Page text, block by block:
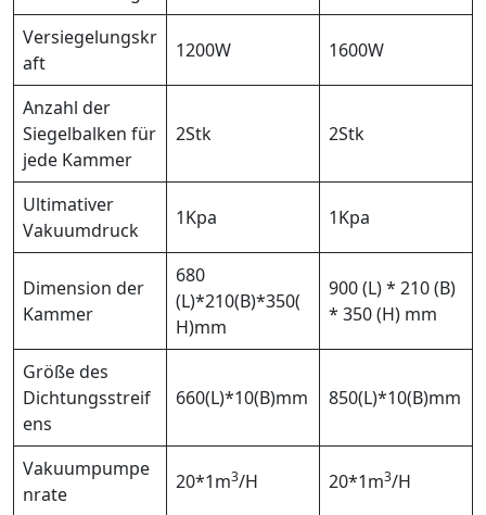
Versiegelungskr
aft
1200W 1600W
Anzahl der
Siegelbalken für
jede Kammer
2Stk 2Stk
Ultimativer
Vakuumdruck
1Kpa 1Kpa
Dimension der
Kammer
680
(L)*210(B)*350(
H)mm
900 (L) * 210 (B)
* 350 (H) mm
Größe des
Dichtungsstreif
ens
660(L)*10(B)mm 850(L)*10(B)mm
Vakuumpumpe
nrate
20*1m3/H 20*1m3/H